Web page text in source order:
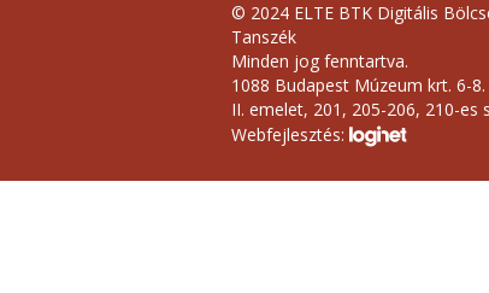
© 2024 ELTE BTK Digitális
Tanszék
Minden jog fenntartva.
1088 Budapest Múzeum krt. 6-
II. emelet, 201, 205-206, 210-es
Webfejlesztés: